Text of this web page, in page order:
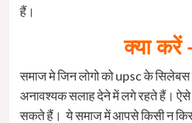
हैं।
क्या करें
समाज मे जिन लोगो को upsc के सिलेबस
अनावश्यक सलाह देने में लगे रहते हैं। ऐसे
सकते हैं। ये समाज में आपसे किसी न